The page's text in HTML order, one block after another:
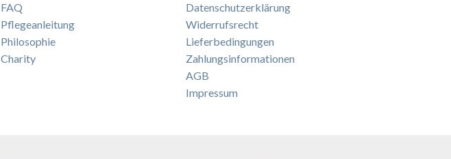
FAQ
Pflegeanleitung
Philosophie
Charity
Datenschutzerklärung
Widerrufsrecht
Lieferbedingungen
Zahlungsinformationen
AGB
Impressum